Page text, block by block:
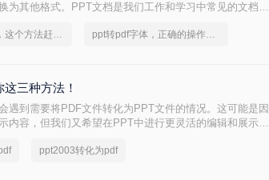
为其他格式。PPT文档是我们工作和学习中常见的文档，
。
ppt2003转pdf，这个方法赶紧学起来 ppt转pdf字体，正确的操作方法
三种方法！
遇到需要将PDF文件转化为PPT文件的情况。这可能是因
内容，但我们又希望在PPT中进行更灵活的编辑和展示。
ppt2003转化为pdf